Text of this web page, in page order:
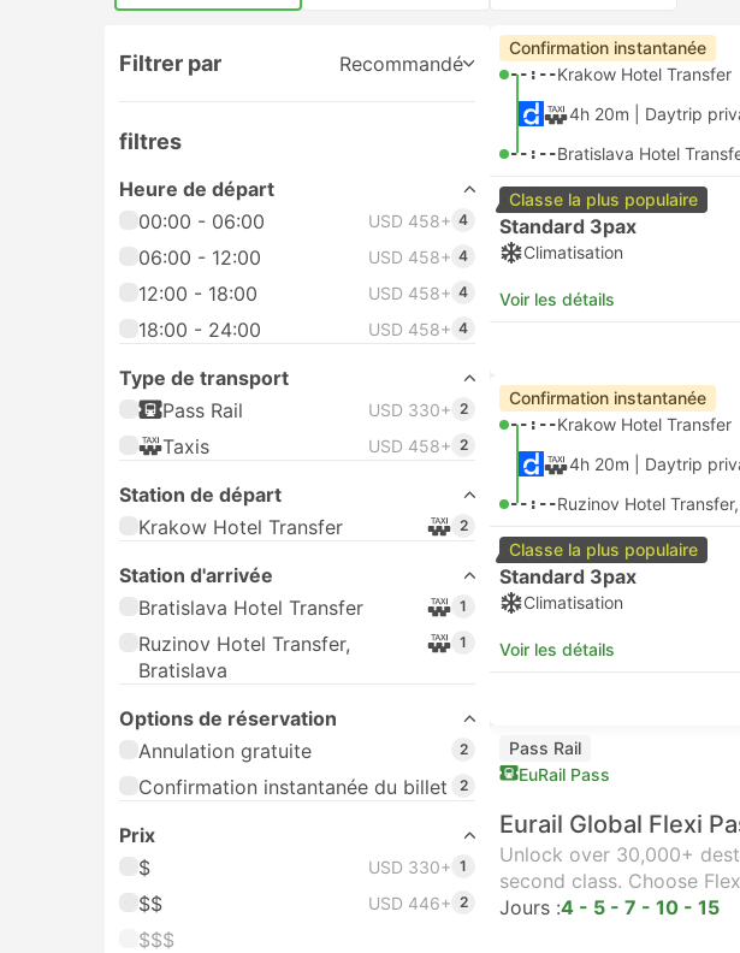
Filtrer par Recommandé
filtres
Heure de départ
00:00 - 06:00
USD 458+ 4
06:00 - 12:00 USD 458+ 4
12:00 - 18:00 USD 458+ 4
18:00 - 24:00 USD 458+ 4
Type de transport
Pass Rail
USD 330+ 2
Taxis USD 458+ 2
Station de départ
Krakow Hotel Transfer
2
Station d'arrivée
Bratislava Hotel Transfer
1
Ruzinov Hotel Transfer,
Bratislava
1
Options de réservation
Annulation gratuite
2
Confirmation instantanée du billet 2
Prix
$
USD 330+ 1
$$ USD 446+ 2
$$$
Confirmation instantanée
--:--Krakow Hotel Transfer
4h 20m | Daytrip
--:--Bratislava Hotel
Classe la plus populaire
Standard 3pax
Climatisation
Voir les détails
Confirmation instantanée
--:--Krakow Hotel Transfer
4h 20m | Daytrip
--:--Ruzinov Hotel
Classe la plus populaire
Standard 3pax
Climatisation
Voir les détails
Pass Rail
EuRail Pass
Eurail Global Flexi
Unlock over 30,000+
second class. Choose
Jours :4 - 5 - 7 - 10 - 15